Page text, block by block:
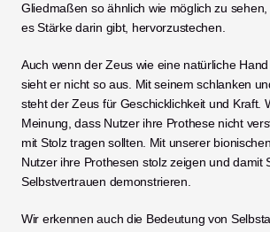
Gliedmaßen so ähnlich wie möglich zu
es Stärke darin gibt, hervorzustechen.
Auch wenn der Zeus wie eine natürliche
sieht er nicht so aus. Mit seinem schlanken
steht der Zeus für Geschicklichkeit und Kraft.
Meinung, dass Nutzer ihre Prothese nicht
mit Stolz tragen sollten. Mit unserer
Nutzer ihre Prothesen stolz zeigen und damit
Selbstvertrauen demonstrieren.
Wir erkennen auch die Bedeutung von